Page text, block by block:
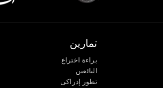
تمارين
براءة اختراع
البائعين
تطور إدراكى